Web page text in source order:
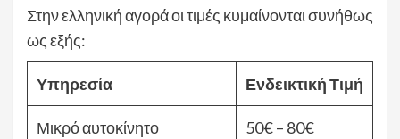
Στην ελληνική αγορά οι τιμές κυμαίνονται συνήθως
ως εξής:
Υπηρεσία Ενδεικτική Τιμή
Μικρό αυτοκίνητο 50€ – 80€